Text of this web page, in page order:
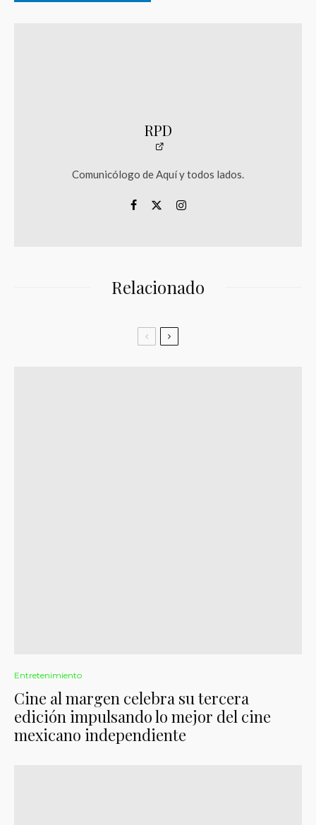
RPD
Comunicólogo de Aquí y todos lados.
Relacionado
Entretenimiento
Cine al margen celebra su tercera
edición impulsando lo mejor del cine
mexicano independiente